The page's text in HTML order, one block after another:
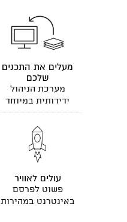
מעלים את התכנים
שלכם
מערכת הניהול
ידידותית במיוחד
עולים לאוויר
פשוט לפרסם
באינטרנט במהירות